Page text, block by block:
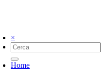
×
Home